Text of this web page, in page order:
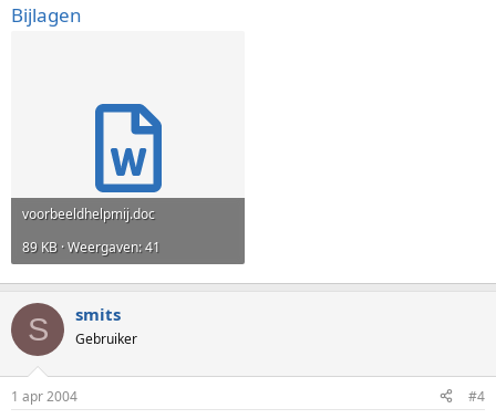
Bijlagen
voorbeeldhelpmij.doc
89 KB · Weergaven: 41
S smits
Gebruiker
1 apr 2004 #4